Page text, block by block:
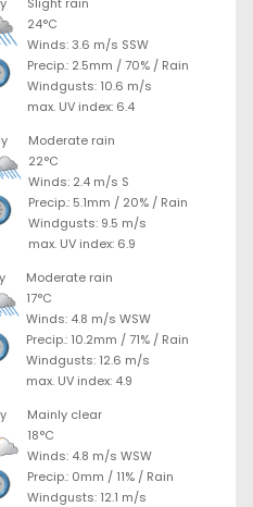
24°C
Winds: 3.6 m/s SSW
Precip.: 2.5mm /70% / Rain
Windgusts: 10.6 m/s
max. UV index: 6.4
Moderate rain
22°C
Winds: 2.4 m/s S
Precip.: 5.1mm / 20% / Rain
Windgusts: 9.5 m/s
max. UV index: 6.9
Moderate rain
17°C
Winds: 4.8 m/s WSW
Precip.: 10.2mm /71% / Rain
Windgusts: 12.6 m/s
max. UV index: 4.9
Mainly clear
18°C
Winds: 4.8 m/s WSW
Precip.: 0mm / 11% / Rain
Windgusts: 12.1 m/s